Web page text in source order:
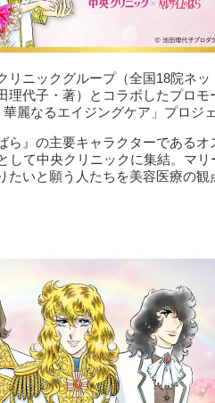
リニックグループ（全国18院ネ
代子・著）とコラボしたプロモ
麗なるエイジングケア」プロジ
ら』の主要キャラクターであるオ
て中央クリニックに集結。マリ
たいと願う人たちを美容医療の観